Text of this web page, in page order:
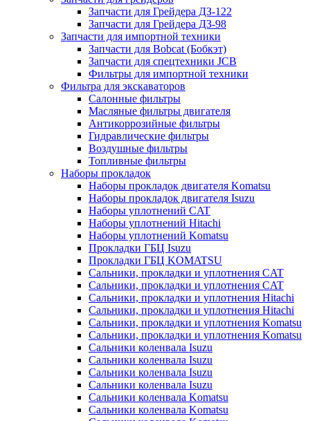
Запчасти для Грейдера ДЗ-122
Запчасти для Грейдера ДЗ-98
Запчасти для импортной техники
Запчасти для Bobcat (Бобкэт)
Запчасти для спецтехники JCB
Фильтры для импортной техники
Фильтра для экскаваторов
Салонные фильтры
Масляные фильтры двигателя
Антикоррозийные фильтры
Гидравлические фильтры
Воздушные фильтры
Топливные фильтры
Наборы прокладок
Наборы прокладок двигателя Komatsu
Наборы прокладок двигателя Isuzu
Наборы уплотнений CAT
Наборы уплотнений Hitachi
Наборы уплотнений Komatsu
Прокладки ГБЦ Isuzu
Прокладки ГБЦ KOMATSU
Сальники, прокладки и уплотнения CAT
Сальники, прокладки и уплотнения CAT
Сальники, прокладки и уплотнения Hitachi
Сальники, прокладки и уплотнения Hitachi
Сальники, прокладки и уплотнения Komatsu
Сальники, прокладки и уплотнения Komatsu
Сальники коленвала Isuzu
Сальники коленвала Isuzu
Сальники коленвала Isuzu
Сальники коленвала Isuzu
Сальники коленвала Komatsu
Сальники коленвала Komatsu